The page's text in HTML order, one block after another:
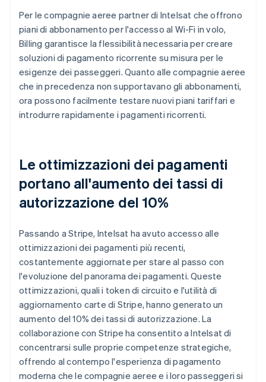
Per le compagnie aeree partner di Intelsat che offrono
piani di abbonamento per l'accesso al Wi-Fi in volo,
Billing garantisce la flessibilità necessaria per creare
soluzioni di pagamento ricorrente su misura per le
esigenze dei passeggeri. Quanto alle compagnie aeree
che in precedenza non supportavano gli abbonamenti,
ora possono facilmente testare nuovi piani tariffari e
introdurre rapidamente i pagamenti ricorrenti.
Le ottimizzazioni dei pagamenti
portano all'aumento dei tassi di
autorizzazione del 10%
Passando a Stripe, Intelsat ha avuto accesso alle
ottimizzazioni dei pagamenti più recenti,
costantemente aggiornate per stare al passo con
l'evoluzione del panorama dei pagamenti. Queste
ottimizzazioni, quali i token di circuito e l'utilità di
aggiornamento carte di Stripe, hanno generato un
aumento del 10% dei tassi di autorizzazione. La
collaborazione con Stripe ha consentito a Intelsat di
concentrarsi sulle proprie competenze strategiche,
offrendo al contempo l'esperienza di pagamento
moderna che le compagnie aeree e i loro passeggeri si